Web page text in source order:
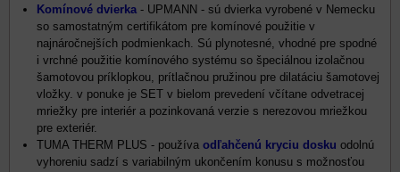
Komínové dvierka - UPMANN - sú dvierka vyrobené v Nemecku
so samostatným certifikátom pre komínové použitie v
najnáročnejších podmienkach. Sú plynotesné, vhodné pre spodné
i vrchné použitie komínového systému so špeciálnou izolačnou
šamotovou príklopkou, prítlačnou pružinou pre dilatáciu šamotovej
vložky. v ponuke je SET v bielom prevedení včítane odvetracej
mriežky pre interiér a pozinkovaná verzie s nerezovou mriežkou
pre exteriér.
TUMA THERM PLUS - používa odľahčenú kryciu dosku odolnú
vyhoreniu sadzí s variabilným ukončením konusu s možnosťou